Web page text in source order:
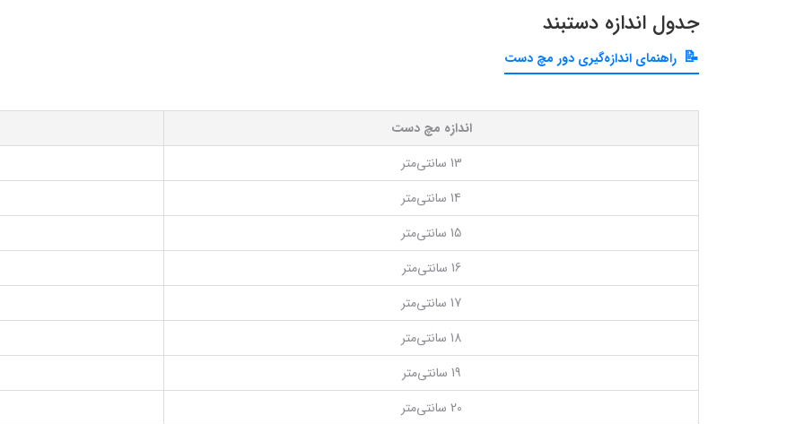
جدول اندازه دستبند
راهنمای اندازه‌گیری دور مچ دست
اندازه مچ دست
13 سانتی‌متر
14 سانتی‌متر
15 سانتی‌متر
16 سانتی‌متر
17 سانتی‌متر
18 سانتی‌متر
19 سانتی‌متر
20 سانتی‌متر